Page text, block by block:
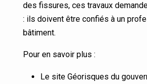
des fissures, ces travaux
: ils doivent être confiés à un
bâtiment.
Pour en savoir plus :
Le site Géorisques du